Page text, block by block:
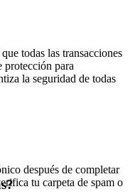
todas las transacciones
protección para
la seguridad de todas
después de completar
tu carpeta de spam o